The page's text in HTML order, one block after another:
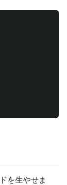
を生やせま